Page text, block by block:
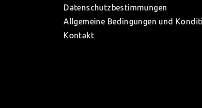
Datenschutzbestimmungen
Allgemeine Bedingungen und
Kontakt